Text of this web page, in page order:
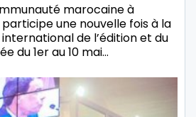
marocaine à
une nouvelle fois à la
international de l’édition et du
du 1er au 10 mai…